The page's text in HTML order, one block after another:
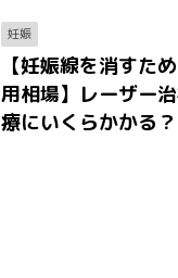
妊娠
【妊娠線を消すた
用相場】レーザー
療にいくらかかる？